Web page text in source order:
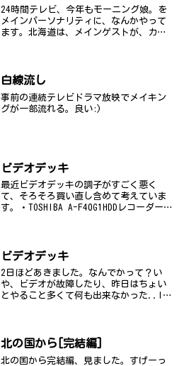
24時間テレビ、今年もモーニング娘。を
メインパーソナリティに、なんかやって
ます。北海道は、メインゲストが、カン
ず、モー娘。に萌えてみ...
白線流し
事前の連続テレビドラマ放映でメイキン
グが一部流れる。良い:)
ビデオデッキ
最近ビデオデッキの調子がすごく悪く
て、そろそろ買い直し含めて考えていま
す。・TOSHIBA A-F40G1HDDレコーダー内
ビデオデッキ
2日ほどあきました。なんでかって？い
や、ビデオが故障したり、昨日はちょい
とやること多くて何も出来なかった..IRC
HR-S5...
北の国から[完結編]
北の国から完結編、見ました。すげーっ